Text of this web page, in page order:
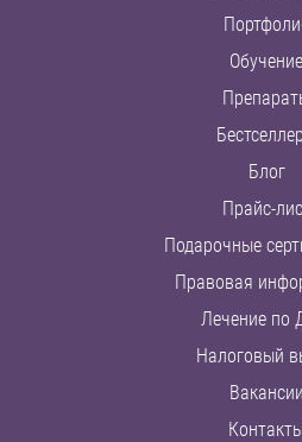
Обучение
Блог
Прайс-
Подарочные
Правовая
Лечение по
Налоговый
Вакансии